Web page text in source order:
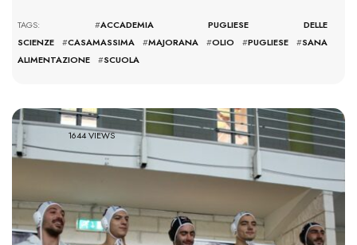
TAGS: #ACCADEMIA PUGLIESE DELLE
SCIENZE
#CASAMASSIMA #MAJORANA #OLIO #PUGLIESE #SANA
ALIMENTAZIONE
#SCUOLA
1644 VIEWS